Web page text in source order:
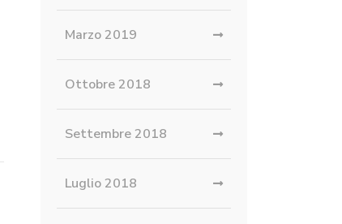
Marzo 2019
Ottobre 2018
Settembre 2018
Luglio 2018